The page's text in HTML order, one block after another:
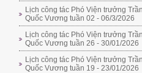
Lịch công tác Phó Viện trưởng Trần
Quốc Vương tuần 02 - 06/3/2026
Lịch công tác Phó Viện trưởng Trần
Quốc Vương tuần 26 - 30/01/2026
Lịch công tác Phó Viện trưởng Trần
Quốc Vương tuần 19 - 23/01/2026